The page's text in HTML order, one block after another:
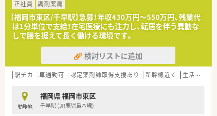
正社員
調剤薬局
【福岡市東区/千早駅】急募！年収430万円～550万円、残業代
は1分単位で支給！在宅医療にも注力し、転居を伴う異動な
しで腰を据えて長く働ける環境です。
検討リストに追加
駅チカ 車通勤可 認定薬剤師取得支援あり 新幹線近く 生活環境充実
勤務地
福岡県 福岡市東区
千早駅 (JR鹿児島本線)